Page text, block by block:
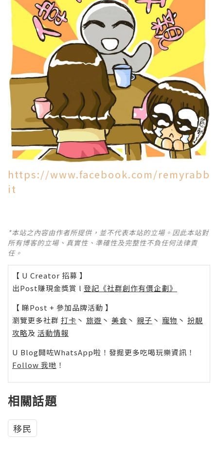
https://www.facebook.com/remyrabb
it
*本站之內容由作者所提供，並不代表本站的立場。因此本站對
所有博客的立場、真實性、準確性及完整性不負任何法律責
任。
【 U Creator 招募 】
出Post賺現金獎賞 l 登記《社群創作有價企劃》
【 睇Post + 參加品牌活動 】
瀏覽更多社群 打卡 丶 旅遊 丶 美食 丶 親子 丶 寵物 丶 扮靚
攻略及 活動情報
U Blog開咗WhatsApp啦！發掘更多吃喝玩樂資訊！
Follow 我哋 ！
相關話題
移民